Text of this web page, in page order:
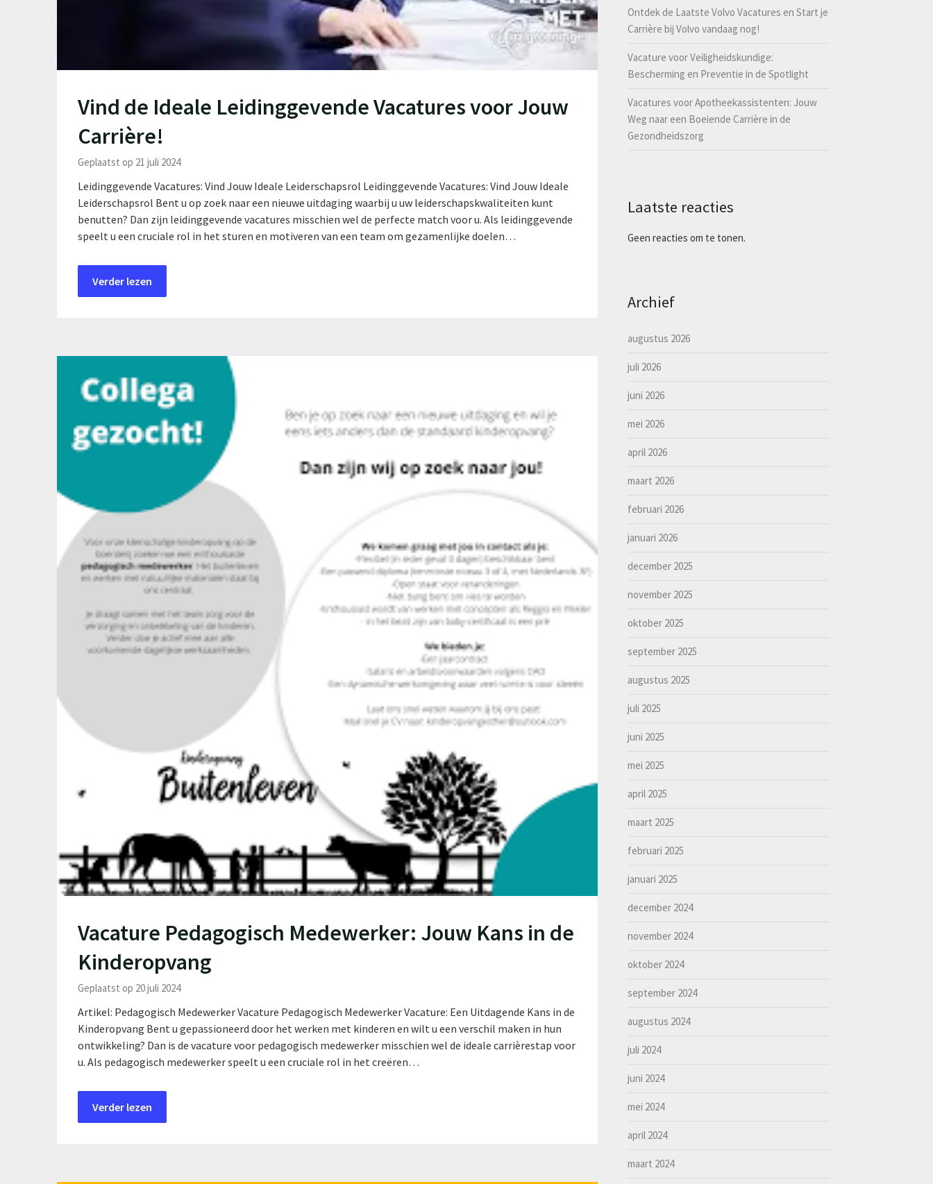
Vind de Ideale Leidinggevende Vacatures voor Jouw
Carrière!
Geplaatst op 21 juli 2024
Leidinggevende Vacatures: Vind Jouw Ideale Leiderschapsrol Leidinggevende Vacatures: Vind Jouw Ideale
Leiderschapsrol Bent u op zoek naar een nieuwe uitdaging waarbij u uw leiderschapskwaliteiten kunt
benutten? Dan zijn leidinggevende vacatures misschien wel de perfecte match voor u. Als leidinggevende
speelt u een cruciale rol in het sturen en motiveren van een team om gezamenlijke doelen…
Verder lezen
Vacature Pedagogisch Medewerker: Jouw Kans in de
Kinderopvang
Geplaatst op 20 juli 2024
Artikel: Pedagogisch Medewerker Vacature Pedagogisch Medewerker Vacature: Een Uitdagende Kans in de
Kinderopvang Bent u gepassioneerd door het werken met kinderen en wilt u een verschil maken in hun
ontwikkeling? Dan is de vacature voor pedagogisch medewerker misschien wel de ideale carrièrestap voor
u. Als pedagogisch medewerker speelt u een cruciale rol in het creëren…
Verder lezen
Ontdek de Laatste Volvo Vacatures en Start je
Carrière bij Volvo vandaag nog!
Vacature voor Veiligheidskundige:
Bescherming en Preventie in de Spotlight
Vacatures voor Apotheekassistenten: Jouw
Weg naar een Boeiende Carrière in de
Gezondheidszorg
Laatste reacties
Geen reacties om te tonen.
Archief
augustus 2026
juli 2026
juni 2026
mei 2026
april 2026
maart 2026
februari 2026
januari 2026
december 2025
november 2025
oktober 2025
september 2025
augustus 2025
juli 2025
juni 2025
mei 2025
april 2025
maart 2025
februari 2025
januari 2025
december 2024
november 2024
oktober 2024
september 2024
augustus 2024
juli 2024
juni 2024
mei 2024
april 2024
maart 2024